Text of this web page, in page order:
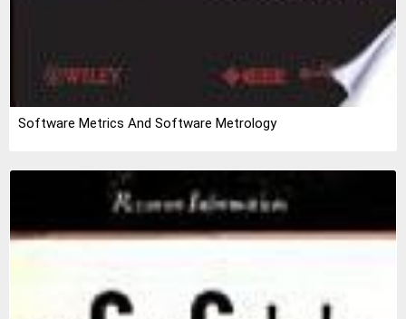
Software Metrics And Software Metrology